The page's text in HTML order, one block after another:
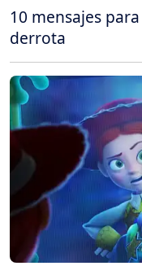
10 mensajes
derrota